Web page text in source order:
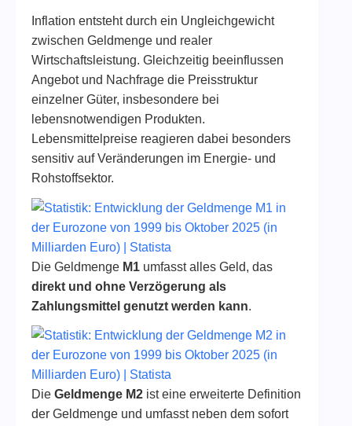
Inflation entsteht durch ein Ungleichgewicht
zwischen Geldmenge und realer
Wirtschaftsleistung. Gleichzeitig beeinflussen
Angebot und Nachfrage die Preisstruktur
einzelner Güter, insbesondere bei
lebensnotwendigen Produkten.
Lebensmittelpreise reagieren dabei besonders
sensitiv auf Veränderungen im Energie- und
Rohstoffsektor.
Die Geldmenge M1 umfasst alles Geld, das
direkt und ohne Verzögerung als
Zahlungsmittel genutzt werden kann.
Die Geldmenge M2 ist eine erweiterte Definition
der Geldmenge und umfasst neben dem sofort